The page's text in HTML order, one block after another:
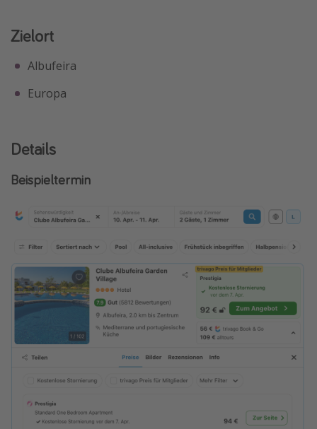
Zielort
Albufeira
Europa
Details
Beispieltermin